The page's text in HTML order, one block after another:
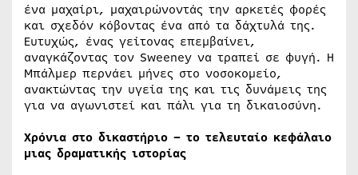
ένα μαχαίρι, μαχαιρώνοντάς την αρκετές φορές
και σχεδόν κόβοντας ένα από τα δάχτυλά της.
Ευτυχώς, ένας γείτονας επεμβαίνει,
αναγκάζοντας τον Sweeney να τραπεί σε φυγή. Η
Μπάλμερ περνάει μήνες στο νοσοκομείο,
ανακτώντας την υγεία της και τις δυνάμεις της
για να αγωνιστεί και πάλι για τη δικαιοσύνη.
Χρόνια στο δικαστήριο – το τελευταίο κεφάλαιο
μιας δραματικής ιστορίας